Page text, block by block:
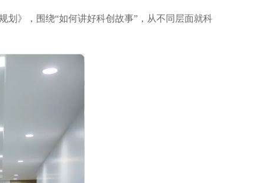
划》，围绕“如何讲好科创故事”，从不同层面就科